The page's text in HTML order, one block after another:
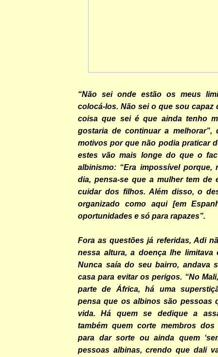
“Não sei onde estão os meus
colocá-los. Não sei o que sou capaz
coisa que sei é que ainda tenho
gostaria de continuar a melhorar”,
motivos por que não podia praticar
estes vão mais longe do que o
albinismo: “Era impossível porque,
dia, pensa-se que a mulher tem de
cuidar dos filhos. Além disso, o
organizado como aqui [em
oportunidades e só para rapazes”.
Fora as questões já referidas, Adi
nessa altura, a doença lhe limitava
Nunca saía do seu bairro, andava
casa para evitar os perigos. “No
parte de África, há uma
pensa que os albinos são pessoas
vida. Há quem se dedique a
também quem corte membros
para dar sorte ou ainda quem
pessoas albinas, crendo que dali